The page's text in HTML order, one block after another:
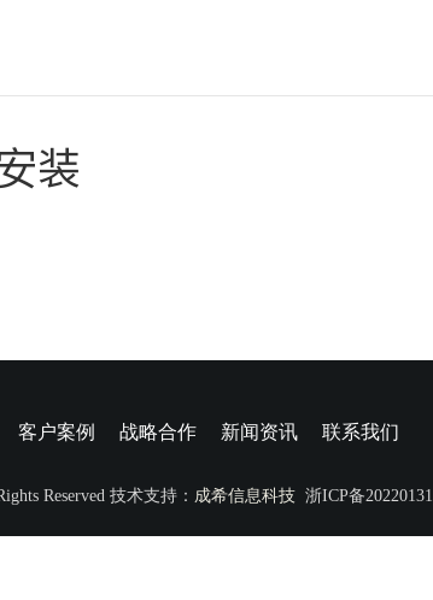
装
客户案例 战略合作 新闻资讯 联系我们
Reserved 技术支持： 成希信息科技 浙ICP备